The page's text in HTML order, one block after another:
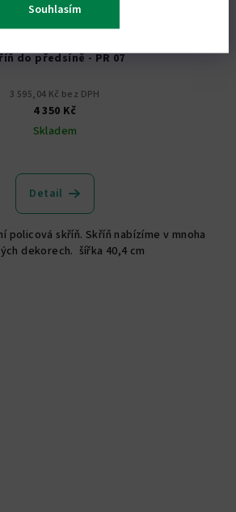
Souhlasím
do předsíně - PR 07
3 595,04 Kč bez DPH
4 350 Kč
Skladem
hodnocení
produktu
z
5
Detail
policová skříň. Skříň nabízíme v mnoha
dekorech. šířka 40,4 cm